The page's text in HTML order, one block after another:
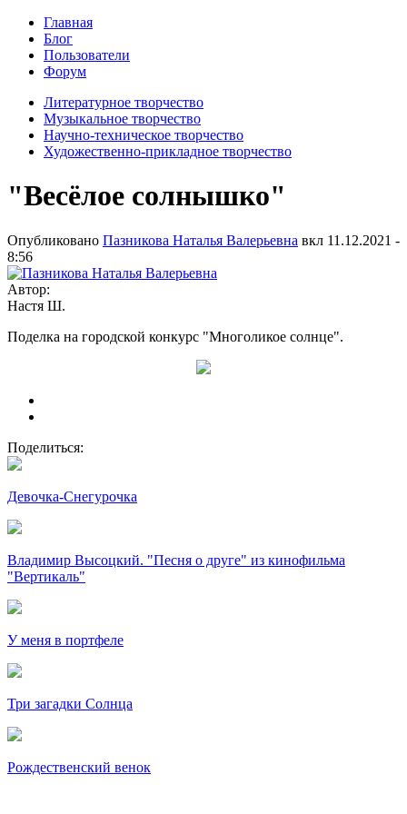
Главная
Блог
Пользователи
Форум
Литературное творчество
Музыкальное творчество
Научно-техническое творчество
Художественно-прикладное творчество
"Весёлое солнышко"
Опубликовано Пазникова Наталья Валерьевна вкл 11.12.2021 -
8:56
Автор:
Настя Ш.
Поделка на городской конкурс "Многоликое солнце".
Поделиться:
Девочка-Снегурочка
Владимир Высоцкий. "Песня о друге" из кинофильма
"Вертикаль"
У меня в портфеле
Три загадки Солнца
Рождественский венок